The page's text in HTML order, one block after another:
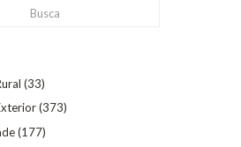
(33)
(373)
(177)